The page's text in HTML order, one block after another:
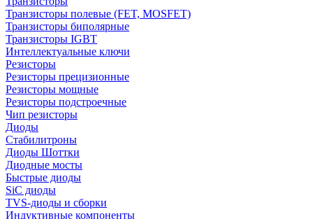
Транзисторы полевые (FET, MOSFET)
Транзисторы биполярные
Транзисторы IGBT
Интеллектуальные ключи
Резисторы
Резисторы прецизионные
Резисторы мощные
Резисторы подстроечные
Чип резисторы
Диоды
Стабилитроны
Диоды Шоттки
Диодные мосты
Быстрые диоды
SiC диоды
TVS-диоды и сборки
Индуктивные компоненты